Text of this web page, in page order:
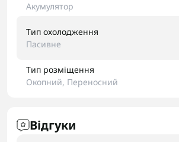
Акумулятор
Тип охолодження
Пасивне
Тип розміщення
Окопний, Переносний
Відгуки